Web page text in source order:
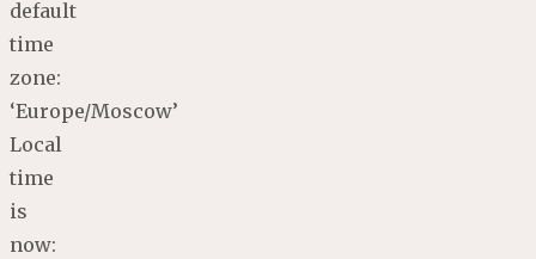
default
time
zone:
‘Europe/Moscow’
Local
time
is
now: